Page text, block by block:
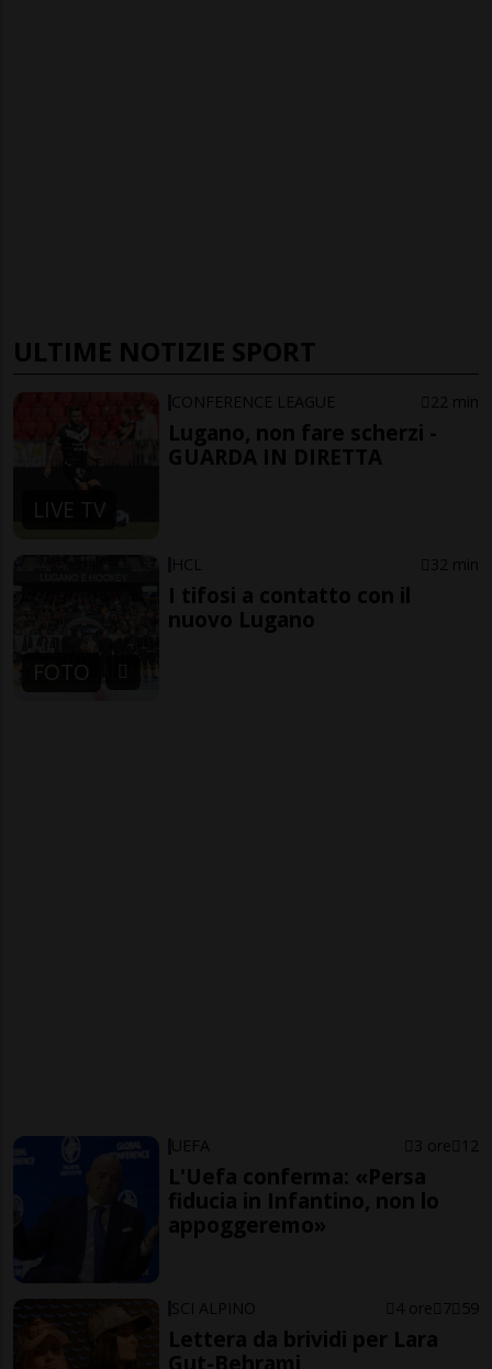
ULTIME NOTIZIE SPORT
LIVE TV
CONFERENCE LEAGUE 22 min
Lugano, non fare scherzi -
GUARDA IN DIRETTA
FOTO
HCL 32 min
I tifosi a contatto con il
nuovo Lugano
UEFA 3 ore 12
L'Uefa conferma: «Persa
fiducia in Infantino, non lo
appoggeremo»
SCI ALPINO 4 ore 7 59
Lettera da brividi per Lara